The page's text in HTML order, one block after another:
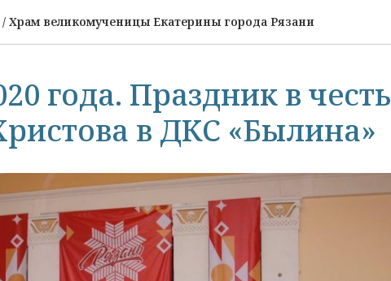
Храм великомученицы Екатерины города Рязани
года. Праздник в честь
в ДКС «Былина»